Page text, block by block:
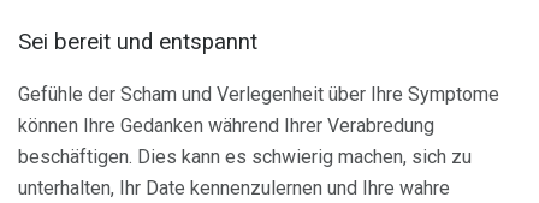
Sei bereit und entspannt
Gefühle der Scham und Verlegenheit über Ihre Symptome
können Ihre Gedanken während Ihrer Verabredung
beschäftigen. Dies kann es schwierig machen, sich zu
unterhalten, Ihr Date kennenzulernen und Ihre wahre